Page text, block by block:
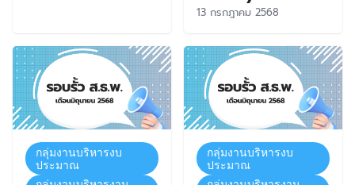
13 กรกฎาคม 2568
กลุ่มงานบริหารงบ
ประมาณ
กลุ่มงานบริหารงบ
ประมาณ